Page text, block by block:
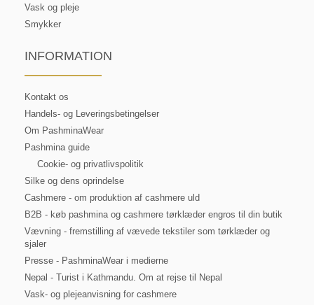
Vask og pleje
Smykker
INFORMATION
Kontakt os
Handels- og Leveringsbetingelser
Om PashminaWear
Pashmina guide
Cookie- og privatlivspolitik
Silke og dens oprindelse
Cashmere - om produktion af cashmere uld
B2B - køb pashmina og cashmere tørklæder engros til din butik
Vævning - fremstilling af vævede tekstiler som tørklæder og
sjaler
Presse - PashminaWear i medierne
Nepal - Turist i Kathmandu. Om at rejse til Nepal
Vask- og plejeanvisning for cashmere